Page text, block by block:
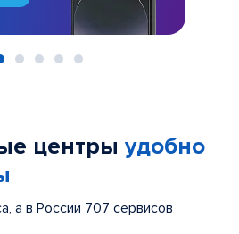
центры удобно
а в России 707 сервисов